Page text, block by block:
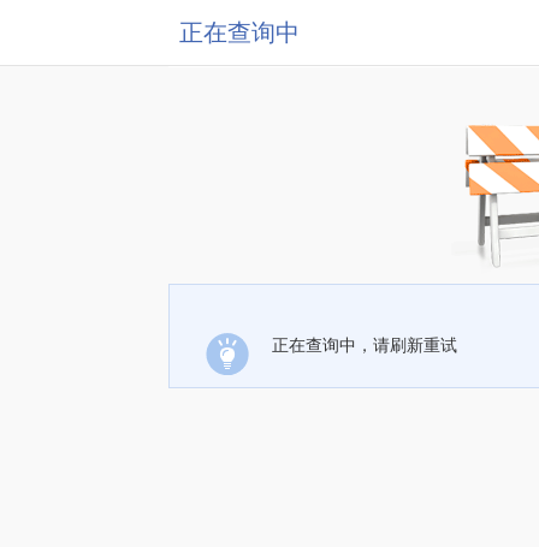
正在查询中
正在查询中，请刷新重试